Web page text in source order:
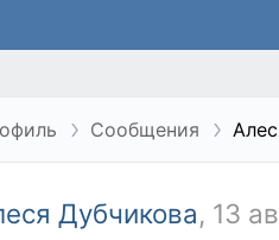
Сообщения
Дубчикова, 13